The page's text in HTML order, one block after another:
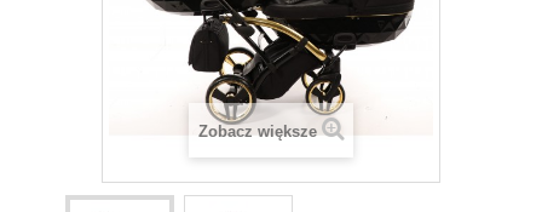
Zobacz większe